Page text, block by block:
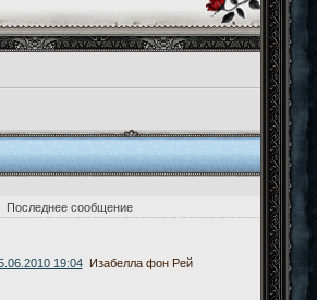
Последнее сообщение
19:04 Изабелла фон Рей